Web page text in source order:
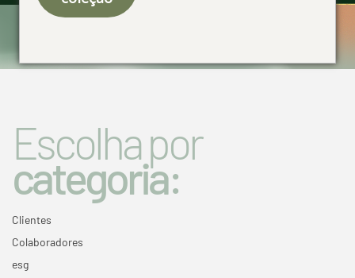
Escolha por
categoria:
Clientes
Colaboradores
esg